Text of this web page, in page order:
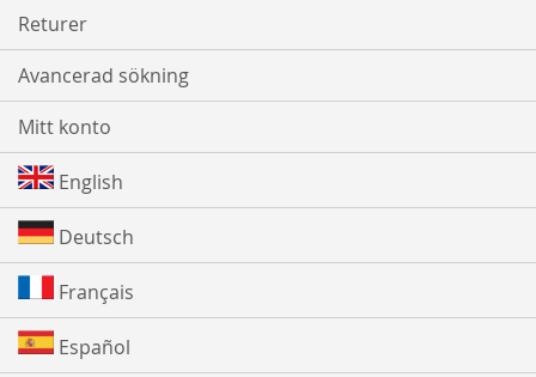
Returer
Avancerad sökning
Mitt konto
English
Deutsch
Français
Español